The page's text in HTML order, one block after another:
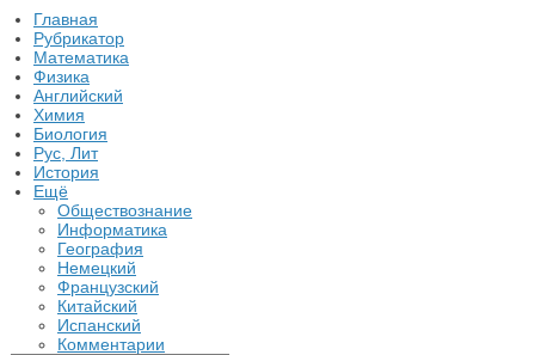
Главная
Рубрикатор
Математика
Физика
Английский
Химия
Биология
Рус, Лит
История
Ещё
Обществознание
Информатика
География
Немецкий
Французский
Китайский
Испанский
Комментарии